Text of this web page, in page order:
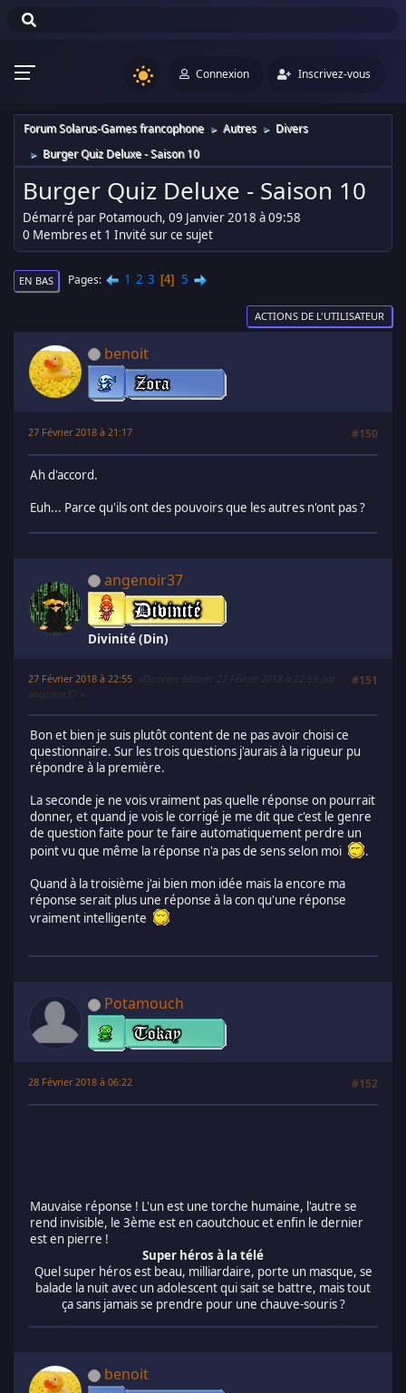
Connexion Inscrivez-vous
Forum Solarus-Games francophone ► Autres ► Divers
► Burger Quiz Deluxe - Saison 10
Burger Quiz Deluxe - Saison 10
Démarré par Potamouch, 09 Janvier 2018 à 09:58
0 Membres et 1 Invité sur ce sujet
EN BAS Pages 1 2 3 4 5
ACTIONS DE L'UTILISATEUR
benoit
27 Février 2018 à 21:17 #150
Ah d'accord.
Euh... Parce qu'ils ont des pouvoirs que les autres n'ont pas ?
angenoir37
Divinité (Din)
27 Février 2018 à 22:55 #151
Dernière édition
: 27 Février 2018 à 22:56 par
angenoir37
Bon et bien je suis plutôt content de ne pas avoir choisi ce
questionnaire. Sur les trois questions j'aurais à la rigueur pu
répondre à la première.
La seconde je ne vois vraiment pas quelle réponse on pourrait
donner, et quand je vois le corrigé je me dit que c'est le genre
de question faite pour te faire automatiquement perdre un
point vu que même la réponse n'a pas de sens selon moi
.
Quand à la troisième j'ai bien mon idée mais la encore ma
réponse serait plus une réponse à la con qu'une réponse
vraiment intelligente
Potamouch
28 Février 2018 à 06:22 #152
Mauvaise réponse ! L'un est une torche humaine, l'autre se
rend invisible, le 3ème est en caoutchouc et enfin le dernier
est en pierre !
Super héros à la télé
Quel super héros est beau, milliardaire, porte un masque, se
balade la nuit avec un adolescent qui sait se battre, mais tout
ça sans jamais se prendre pour une chauve-souris ?
benoit